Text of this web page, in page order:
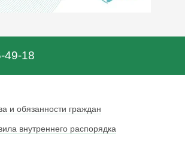
49-18
и обязанности граждан
внутреннего распорядка